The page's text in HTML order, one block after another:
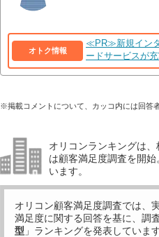
オトク情報
≪PR≫新規インタ
ードサービスが充
※掲載コメントについて、カッコ内には回答
オリコンランキングは
は顧客満足度調査を開
います。
オリコン顧客満足度調査では、
満足度に関する回答を基に、調
型 」ランキングを発表しています